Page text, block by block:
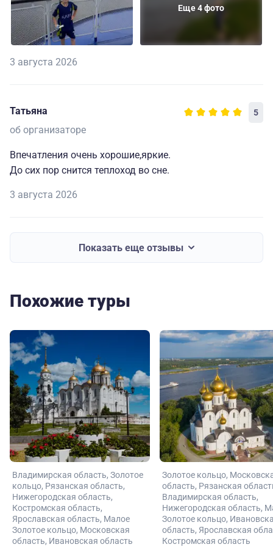
Еще 4 фото
3 августа 2026
Татьяна 5
об организаторе
Впечатления очень хорошие,яркие.
До сих пор снится теплоход во сне.
3 августа 2026
Показать еще отзывы
Похожие туры
Владимирская область Золотое
кольцо Рязанская область
Нижегородская область
Костромская область
Ярославская область Малое
Золотое кольцо Московская
область Ивановская область
Золотое кольцо
область Рязанская
Владимирская область
Нижегородская область
Золотое кольцо
область Ярославская
Костромская область